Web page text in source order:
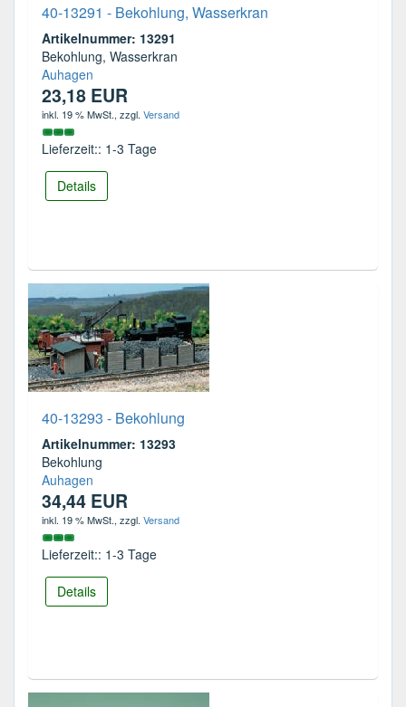
40-13291 - Bekohlung, Wasserkran
Artikelnummer: 13291
Bekohlung, Wasserkran
Auhagen
23,18 EUR
inkl. 19 % MwSt., zzgl. Versand
Lieferzeit:: 1-3 Tage
Details
40-13293 - Bekohlung
Artikelnummer: 13293
Bekohlung
Auhagen
34,44 EUR
inkl. 19 % MwSt., zzgl. Versand
Lieferzeit:: 1-3 Tage
Details